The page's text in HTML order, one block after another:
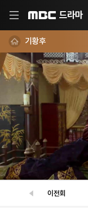
드라마
기황후
이전회